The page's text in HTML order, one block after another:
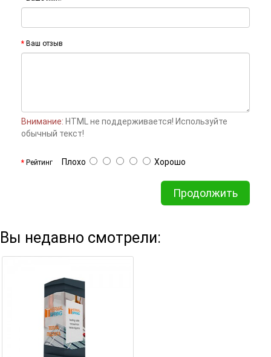
Ваш отзыв
Внимание: HTML не поддерживается! Используйте
обычный текст!
Рейтинг Плохо Хорошо
Продолжить
Вы недавно смотрели: